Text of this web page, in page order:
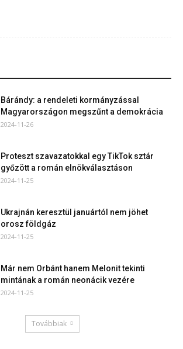
Bárándy: a rendeleti kormányzással
Magyarországon megszűnt a demokrácia
2024-11-26
Proteszt szavazatokkal egy TikTok sztár
győzött a román elnökválasztáson
2024-11-25
Ukrajnán keresztül januártól nem jöhet
orosz földgáz
2024-11-25
Már nem Orbánt hanem Melonit tekinti
mintának a román neonácik vezére
2024-11-25
Továbbiak